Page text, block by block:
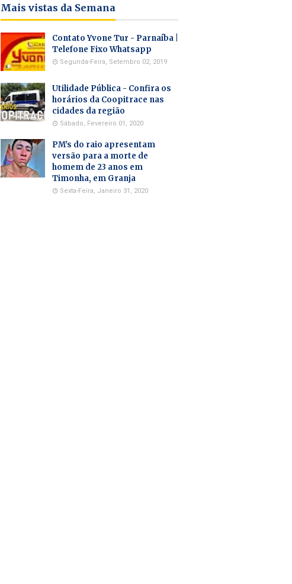
Mais vistas da Semana
Contato Yvone Tur - Parnaíba |
Telefone Fixo Whatsapp
Segunda-Feira, Setembro 02, 2019
Utilidade Pública - Confira os
horários da Coopitrace nas
cidades da região
Sábado, Fevereiro 01, 2020
PM's do raio apresentam
versão para a morte de
homem de 23 anos em
Timonha, em Granja
Sexta-Feira, Janeiro 31, 2020